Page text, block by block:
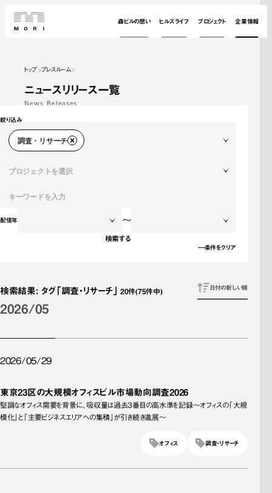
森ビルの想い ヒルズライフ プロジェクト 企業情報
トップ プレスルーム
ニュースリリース一覧
News Releases
絞り込み
調査・リサーチ
プロジェクトを選択
配信年 ～
検索する
条件をクリア
検索結果: タグ「調査・リサーチ」 20件(75件中) 日付の新しい順
2026/05
2026/05/29
東京23区の大規模オフィスビル市場動向調査2026
堅調なオフィス需要を背景に、吸収量は過去3番目の高水準を記録～オフィスの「大規
模化」と「主要ビジネスエリアへの集積」が引き続き進展～
調査・リサーチ
オフィス